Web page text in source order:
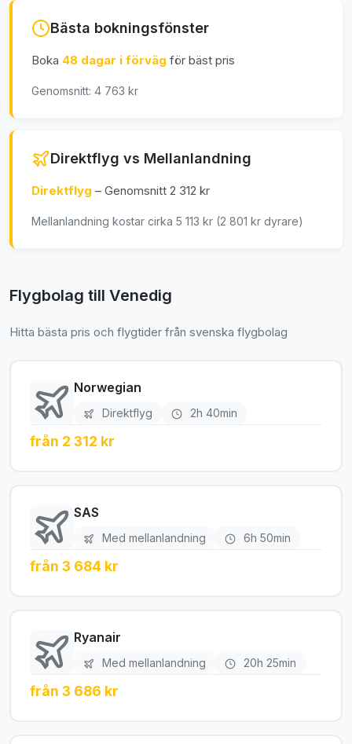
Bästa bokningsfönster
Boka 48 dagar i förväg för bäst pris
Genomsnitt: 4 763 kr
Direktflyg vs Mellanlandning
Direktflyg – Genomsnitt 2 312 kr
Mellanlandning kostar cirka 5 113 kr (2 801 kr dyrare)
Flygbolag till Venedig
Hitta bästa pris och flygtider från svenska flygbolag
Norwegian
Direktflyg 2h 40min
från 2 312 kr
SAS
Med mellanlandning 6h 50min
från 3 684 kr
Ryanair
Med mellanlandning 20h 25min
från 3 686 kr